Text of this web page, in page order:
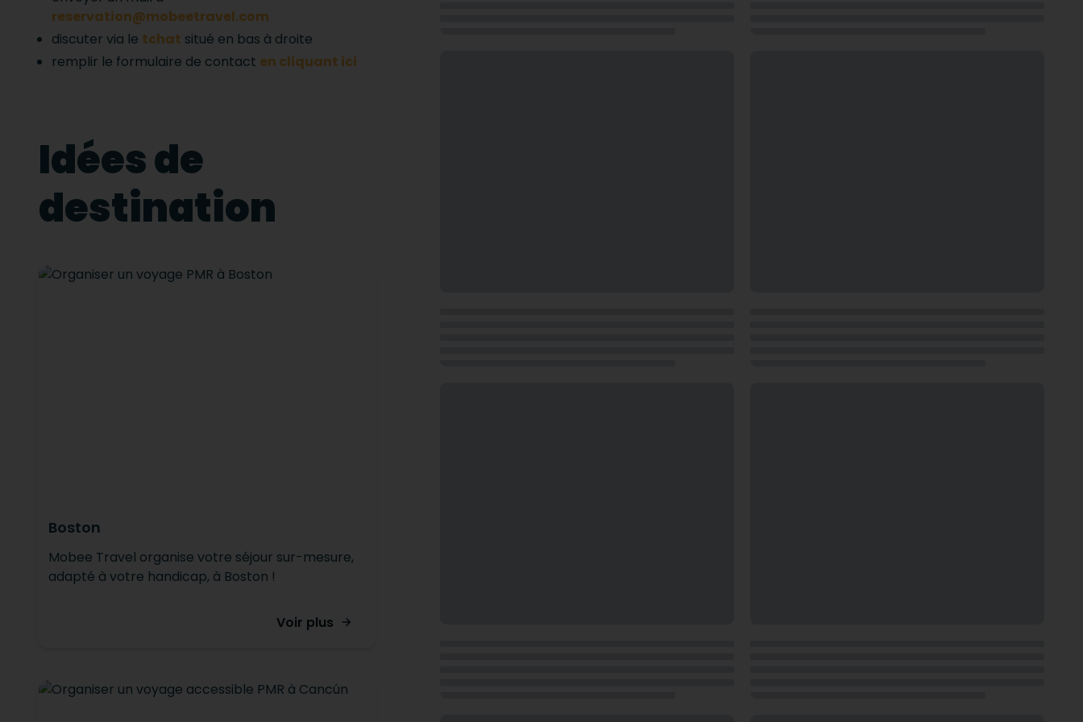
reservation@mobeetravel.com
discuter via le tchat situé en bas à droite
remplir le formulaire de contact en cliquant ici
Idées de
destination
Boston
Mobee Travel organise votre séjour sur-mesure,
adapté à votre handicap, à Boston !
Voir plus